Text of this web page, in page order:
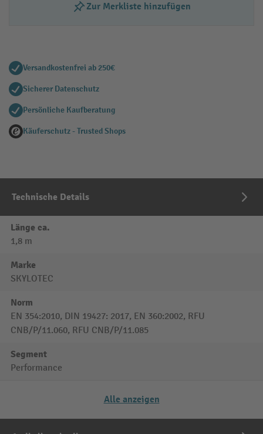
Zur Merkliste hinzufügen
Versandkostenfrei ab 250€
Sicherer Datenschutz
Persönliche Kaufberatung
Käuferschutz - Trusted Shops
Technische Details
Länge ca.
1,8 m
Marke
SKYLOTEC
Norm
EN 354:2010, DIN 19427: 2017, EN 360:2002, RFU
CNB/P/11.060, RFU CNB/P/11.085
Segment
Performance
Alle anzeigen